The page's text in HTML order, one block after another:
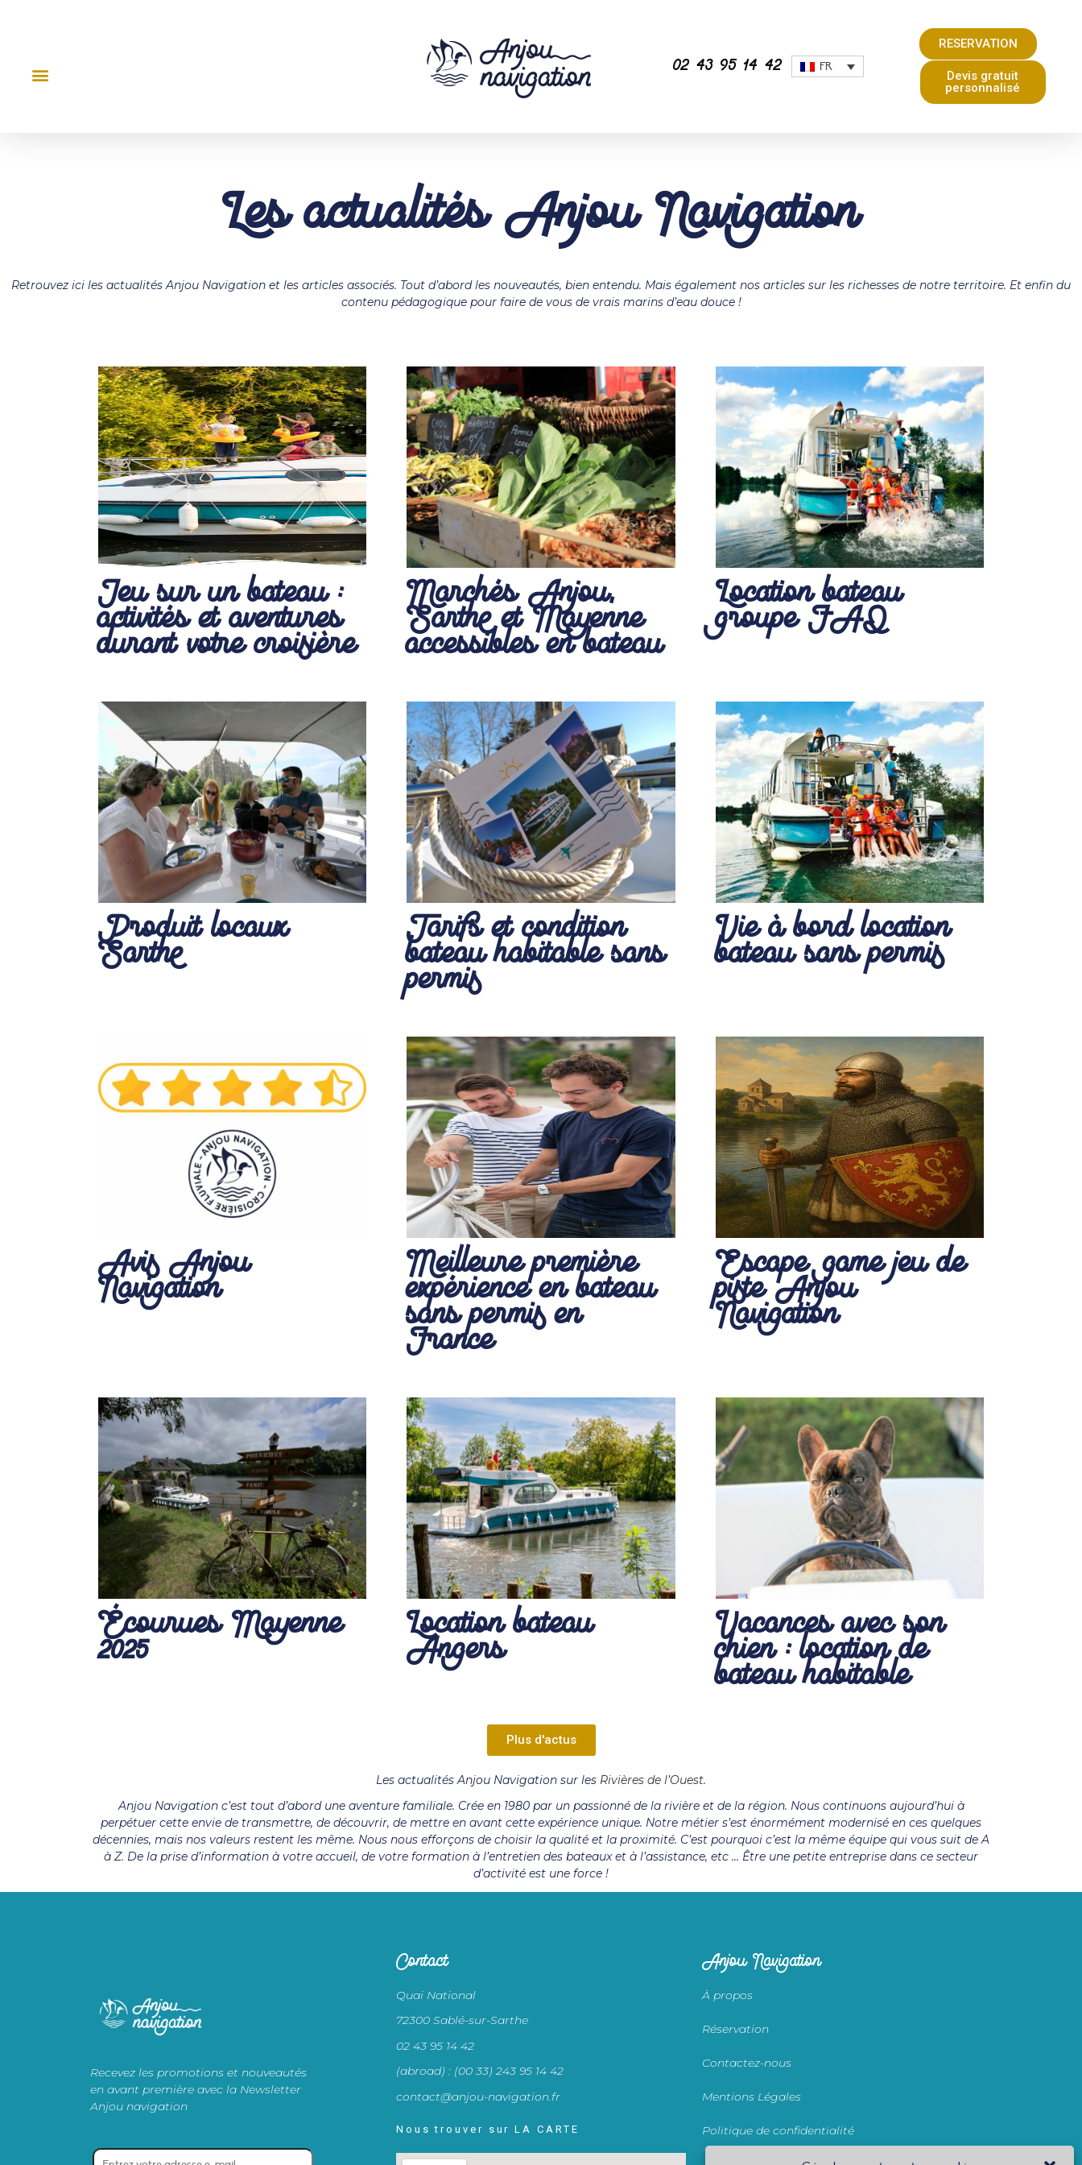
02 43 95 14 42 FR
RESERVATION
Devis gratuit
personnalisé
Les actualités Anjou Navigation
Retrouvez ici les actualités Anjou Navigation et les articles associés. Tout d’abord les nouveautés, bien entendu. Mais également nos articles sur les richesses de notre territoire. Et enfin du
contenu pédagogique pour faire de vous de vrais marins d’eau douce !
Jeu sur un bateau :
activités et aventures
durant votre croisière
Marchés Anjou,
Sarthe et Mayenne
accessibles en bateau
Location bateau
groupe FAQ
Produit locaux
Sarthe
Tarifs et condition
bateau habitable sans
permis
Vie à bord location
bateau sans permis
Avis Anjou
Navigation
Meilleure première
expérience en bateau
sans permis en
France
Escape game jeu de
piste Anjou
Navigation
Écourues Mayenne
2025
Location bateau
Angers
Vacances avec son
chien : location de
bateau habitable
Plus d'actus
Les actualités Anjou Navigation sur les Rivières de l’Ouest.
Anjou Navigation c’est tout d’abord une aventure familiale. Crée en 1980 par un passionné de la rivière et de la région. Nous continuons aujourd’hui à
perpétuer cette envie de transmettre, de découvrir, de mettre en avant cette expérience unique. Notre métier s’est énormément modernisé en ces quelques
décennies, mais nos valeurs restent les même. Nous nous efforçons de choisir la qualité et la proximité. C’est pourquoi c’est la même équipe qui vous suit de A
à Z. De la prise d’information à votre accueil, de votre formation à l’entretien des bateaux et à l’assistance, etc … Être une petite entreprise dans ce secteur
d’activité est une force !
Recevez les promotions et nouveautés
en avant première avec la Newsletter
Anjou navigation
Contact
Quai National
72300 Sablé-sur-Sarthe
02 43 95 14 42
(abroad) : (00 33) 243 95 14 42
contact@anjou-navigation.fr
Nous trouver sur LA CARTE
Anjou Navigation
À propos
Réservation
Contactez-nous
Mentions Légales
Politique de confidentialité